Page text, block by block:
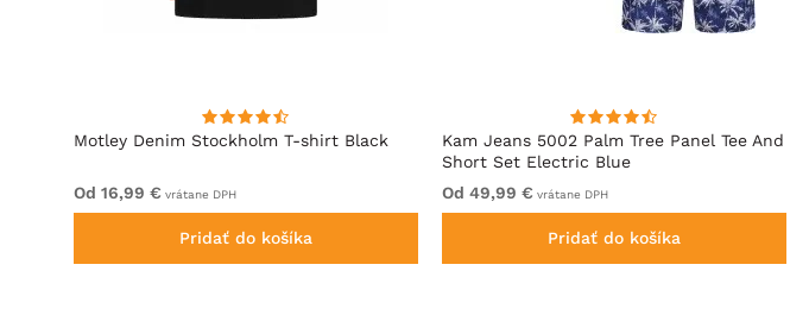
Motley Denim Stockholm T-shirt Black
Od 16,99 € vrátane DPH
Pridať do košíka
Kam Jeans 5002 Palm Tree Panel Tee And
Short Set Electric Blue
Od 49,99 € vrátane DPH
Pridať do košíka